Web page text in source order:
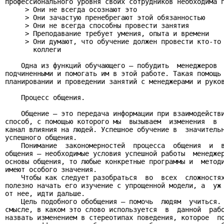
     > Они не всегда осознают это
     > Они зачастую пренебрегают этой обязанностью
     > Они не всегда способны провести занятия
     > Преподавание требует умения, опыта и времени
> Они думают, что обучение должен провести кто-
       коллеги
Одна из функций обучающего – побудить  менеджеров
подчиненными и помогать им в этой работе. Такая
планировании и проведении занятий с менеджерами и
    Процесс общения.
Общение – это передача информации при
способ, с помощью которого мы  вызываем  изменения  в
канал влияния на людей. Успешное обучение в
успешного общения.
Понимание  закономерностей  процесса  общения  и
общения – необходимые условия успешной работы
основы общения, то любые конкретные программы и
имеют особого значения.
Чтобы как следует разобраться  во  всех
полезно начать его изучение с упрощенной модели, а
от нее, идти дальше.
Цель подобного обобщения – помочь  людям
смысле, в каком это слово используется  в  данной
назвать изменением в стереотипах поведения, которое